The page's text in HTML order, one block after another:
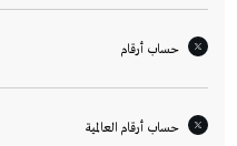
حساب أرقام
حساب أرقام العالمية